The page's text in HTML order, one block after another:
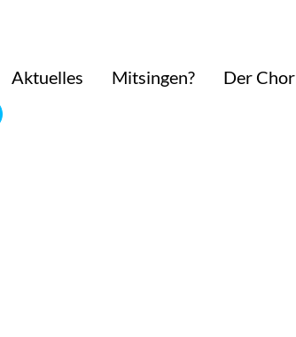
Aktuelles Mitsingen? Der Chor